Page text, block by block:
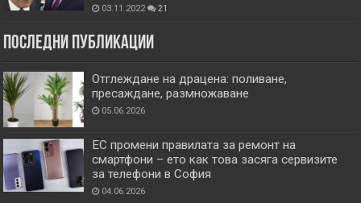
03.11.2022 21
Последни публикации
Отглеждане на драцена: поливане,
пресаждане, размножаване
05.06.2026
ЕС промени правилата за ремонт на
смартфони – ето как това засяга сервизите
за телефони в София
04.06.2026